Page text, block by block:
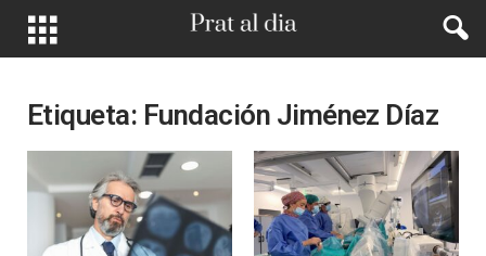
Etiqueta: Fundación Jiménez Díaz